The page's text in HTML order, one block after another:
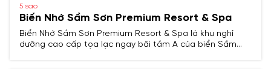
5 sao
Biển Nhớ Sầm Sơn Premium Resort & Spa
Biển Nhớ Sầm Sơn Premium Resort & Spa là khu nghỉ
dưỡng cao cấp tọa lạc ngay bãi tắm A của biển Sầm